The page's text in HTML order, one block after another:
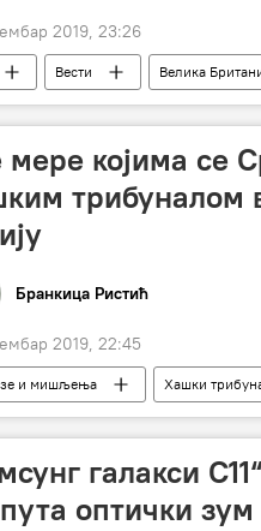
2019, 23:26
Вести Велика
којима се
трибуналом
Бранкица Ристић
2019, 22:45
и мишљења Хашки
галакси
оптички